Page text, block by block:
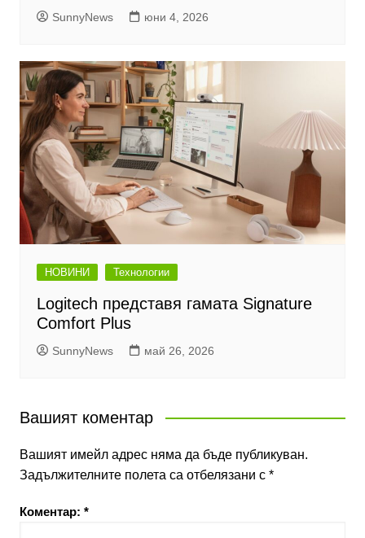
SunnyNews юни 4, 2026
НОВИНИ Технологии
Logitech представя гамата Signature
Comfort Plus
SunnyNews май 26, 2026
Вашият коментар
Вашият имейл адрес няма да бъде публикуван.
Задължителните полета са отбелязани с *
Коментар: *